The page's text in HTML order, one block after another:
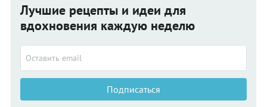
Лучшие рецепты и идеи для
вдохновения каждую неделю
Подписаться